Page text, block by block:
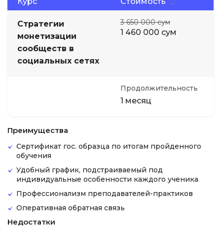
Стратегии
монетизации
сообществ в
социальных сетях
3 650 000 сум
1 460 000 сум
Продолжительность
1 месяц
Преимущества
Сертификат гос. образца по итогам пройденного
обучения
Удобный график, подстраиваемый под
индивидуальные особенности каждого ученика
Профессионализм преподавателей-практиков
Оперативная обратная связь
Недостатки